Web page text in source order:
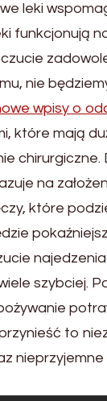
leki
funkcjonują
nie
wpisy o
które mają
na
które
szybciej.
to
nieprzyjemne